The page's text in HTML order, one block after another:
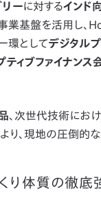
リーに対するインド
業基盤を活用し、
環としてデジタル
ィブファイナンス
、次世代技術にお
り、現地の圧倒的
り体質の徹底